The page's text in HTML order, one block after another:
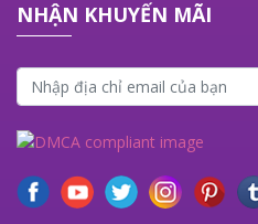
NHẬN KHUYẾN MÃI